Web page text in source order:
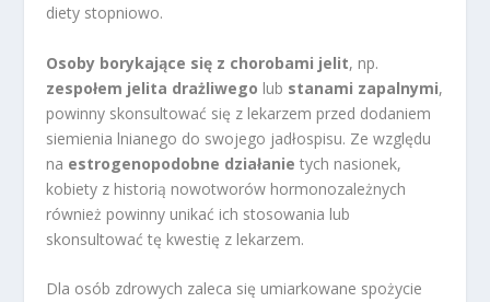
diety stopniowo.
Osoby borykające się z chorobami jelit, np.
zespołem jelita drażliwego lub stanami zapalnymi,
powinny skonsultować się z lekarzem przed dodaniem
siemienia lnianego do swojego jadłospisu. Ze względu
na estrogenopodobne działanie tych nasionek,
kobiety z historią nowotworów hormonozależnych
również powinny unikać ich stosowania lub
skonsultować tę kwestię z lekarzem.
Dla osób zdrowych zaleca się umiarkowane spożycie